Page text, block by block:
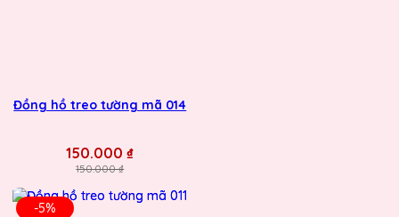
Đồng hồ treo tường mã 014
150.000 ₫
150.000 ₫
-5%